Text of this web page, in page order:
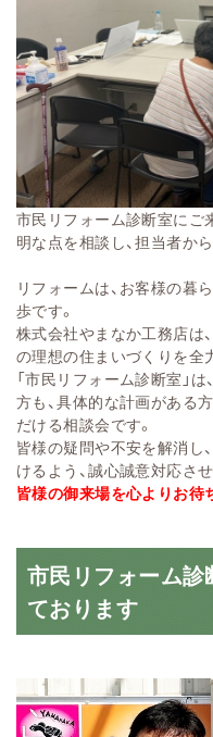
市民リフォーム診断室にご
明な点を相談し、担当者か
リフォームは、お客様の暮
歩です。
株式会社やまなか工務店は
の理想の住まいづくりを全
「市民リフォーム診断室」
方も、具体的な計画がある
だける相談会です。
皆様の疑問や不安を解消し
けるよう、誠心誠意対応さ
皆様の御来場を心よりお待
市民リフォーム
ております